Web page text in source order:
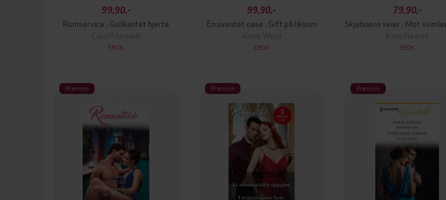
99,90,-
Romservice ; Gullkantet hjerte
Carol Marinelli
EBOK
99,90,-
En uventet oase ; Gift på liksom
Annie West
EBOK
79,90,-
Kate Hewitt
EBOK
Premium Premium Premium